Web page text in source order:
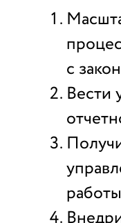
с
Вести